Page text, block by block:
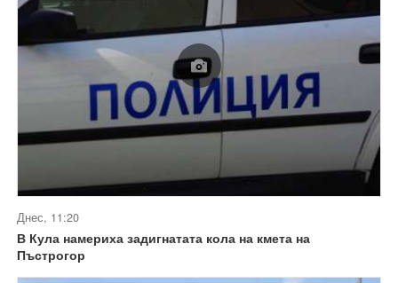
Днес, 11:20
В Кула намериха задигнатата кола на кмета на
Пъстрогор